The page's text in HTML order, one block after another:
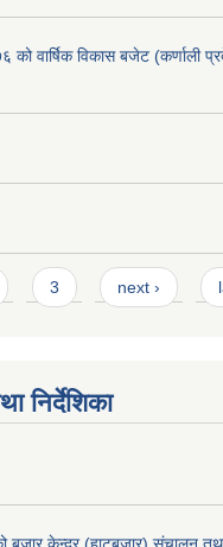
को वार्षिक विकास बजेट (कर्णाली
3 next ›
निर्देशिका